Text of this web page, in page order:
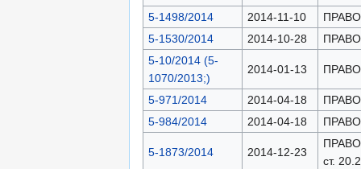
5-1498/2014
2014-11-10
5-1530/2014
2014-10-28
5-10/2014 (5-
1070/2013;)
2014-01-13
5-971/2014 2014-04-18
5-984/2014
2014-04-18
5-1873/2014 2014-12-23
ст.